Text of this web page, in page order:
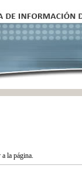
la página.